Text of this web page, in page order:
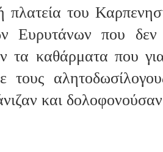
πλατεία του
Ευρυτάνων που
τα καθάρματα που
τους
και